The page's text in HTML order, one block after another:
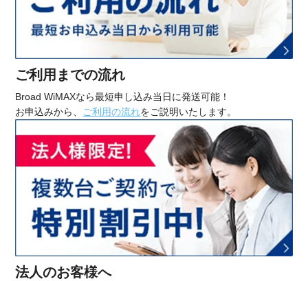
ご利用までの流れ
Broad WiMAXなら最短申し込み当日に発送可能！
お申込みから、 ご利用の流れをご説明いたします。
法人のお客様へ